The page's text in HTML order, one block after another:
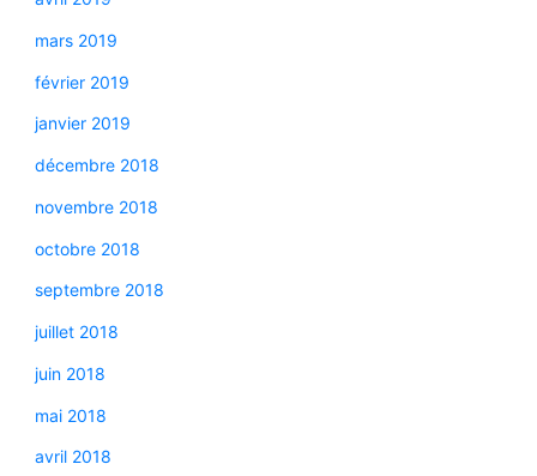
mars 2019
février 2019
janvier 2019
décembre 2018
novembre 2018
octobre 2018
septembre 2018
juillet 2018
juin 2018
mai 2018
avril 2018